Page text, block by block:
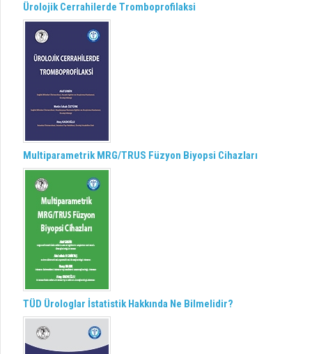
Ürolojik Cerrahilerde Tromboprofilaksi
Multiparametrik MRG/TRUS Füzyon Biyopsi Cihazları
TÜD Ürologlar İstatistik Hakkında Ne Bilmelidir?